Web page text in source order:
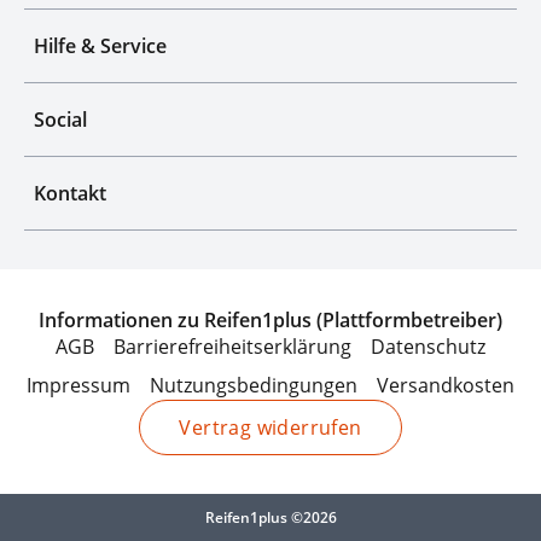
Hilfe & Service
Social
Kontakt
Informationen zu Reifen1plus (Plattformbetreiber)
AGB
Barrierefreiheitserklärung
Datenschutz
Impressum
Nutzungsbedingungen
Versandkosten
Vertrag widerrufen
Reifen1plus ©2026